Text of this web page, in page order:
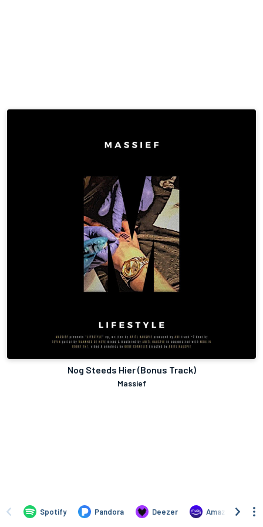
Nog Steeds Hier (Bonus Track)
Massief
Spotify Pandora Deezer Amazon Music